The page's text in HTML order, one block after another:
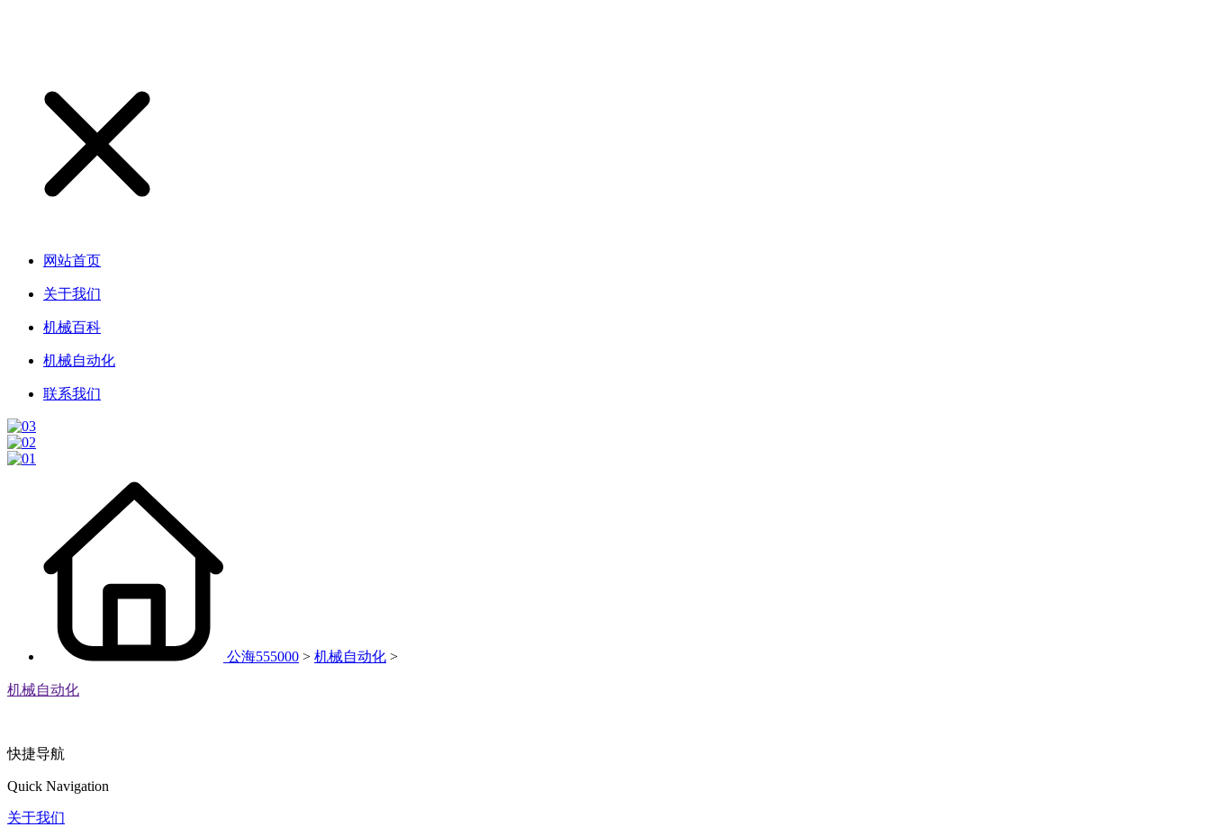
网站首页
关于我们
机械百科
机械自动化
联系我们
公海555000 > 机械自动化 >
机械自动化
快捷导航
Quick Navigation
关于我们